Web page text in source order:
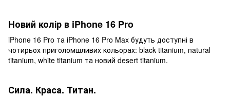
Новий колір в iPhone 16 Pro
iPhone 16 Pro та iPhone 16 Pro Max будуть доступні в
чотирьох приголомшливих кольорах: black titanium, natural
titanium, white titanium та новий desert titanium.
Сила. Краса. Титан.